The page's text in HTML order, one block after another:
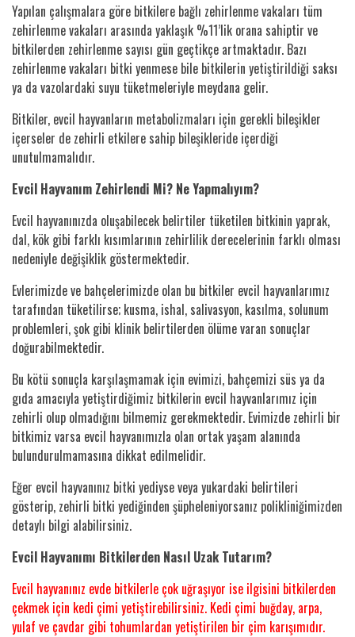
Yapılan çalışmalara göre bitkilere bağlı zehirlenme vakaları tüm
zehirlenme vakaları arasında yaklaşık %11’lik orana sahiptir ve
bitkilerden zehirlenme sayısı gün geçtikçe artmaktadır. Bazı
zehirlenme vakaları bitki yenmese bile bitkilerin yetiştirildiği saksı
ya da vazolardaki suyu tüketmeleriyle meydana gelir.
Bitkiler, evcil hayvanların metabolizmaları için gerekli bileşikler
içerseler de zehirli etkilere sahip bileşikleride içerdiği
unutulmamalıdır.
Evcil Hayvanım Zehirlendi Mi? Ne Yapmalıyım?
Evcil hayvanınızda oluşabilecek belirtiler tüketilen bitkinin yaprak,
dal, kök gibi farklı kısımlarının zehirlilik derecelerinin farklı olması
nedeniyle değişiklik göstermektedir.
Evlerimizde ve bahçelerimizde olan bu bitkiler evcil hayvanlarımız
tarafından tüketilirse; kusma, ishal, salivasyon, kasılma, solunum
problemleri, şok gibi klinik belirtilerden ölüme varan sonuçlar
doğurabilmektedir.
Bu kötü sonuçla karşılaşmamak için evimizi, bahçemizi süs ya da
gıda amacıyla yetiştirdiğimiz bitkilerin evcil hayvanlarımız için
zehirli olup olmadığını bilmemiz gerekmektedir. Evimizde zehirli bir
bitkimiz varsa evcil hayvanımızla olan ortak yaşam alanında
bulundurulmamasına dikkat edilmelidir.
Eğer evcil hayvanınız bitki yediyse veya yukardaki belirtileri
gösterip, zehirli bitki yediğinden şüpheleniyorsanız polikliniğimizden
detaylı bilgi alabilirsiniz.
Evcil Hayvanımı Bitkilerden Nasıl Uzak Tutarım?
Evcil hayvanınız evde bitkilerle çok uğraşıyor ise ilgisini bitkilerden
çekmek için kedi çimi yetiştirebilirsiniz. Kedi çimi buğday, arpa,
yulaf ve çavdar gibi tohumlardan yetiştirilen bir çim karışımıdır.